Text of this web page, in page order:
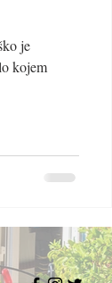
je
kojem